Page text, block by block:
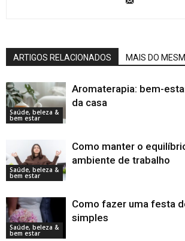
ARTIGOS RELACIONADOS MAIS DO
Saúde, beleza &
bem estar
Aromaterapia: bem-
da casa
Saúde, beleza &
bem estar
Como manter o
ambiente de trabalho
Saúde, beleza &
bem estar
Como fazer uma festa
simples